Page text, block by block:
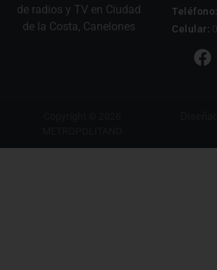
de radios y TV en Ciudad
de la Costa, Canelones
Teléfono:
Celular: